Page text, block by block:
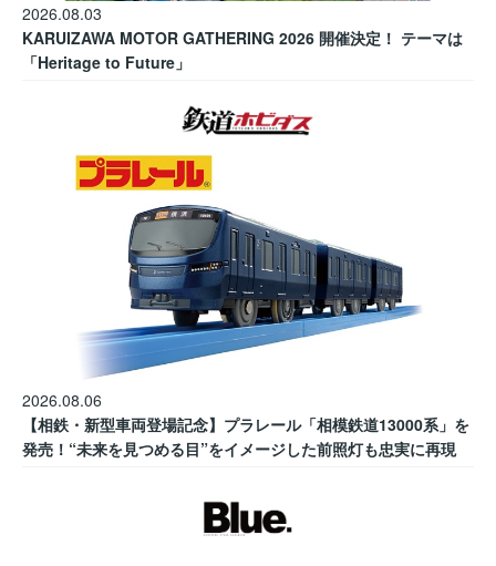
2026.08.03
KARUIZAWA MOTOR GATHERING 2026 開催決定！ テーマは
「Heritage to Future」
2026.08.06
【相鉄・新型車両登場記念】プラレール「相模鉄道13000系」を
発売！“未来を見つめる目”をイメージした前照灯も忠実に再現